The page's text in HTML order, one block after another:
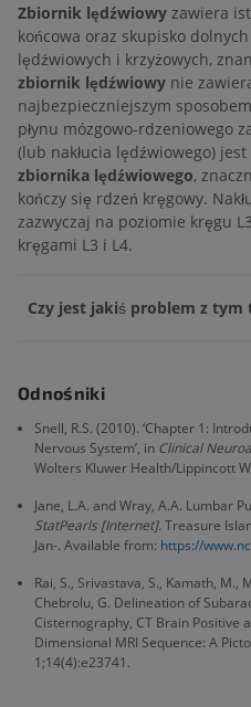
Zbiornik lędźwiowy zawiera
końcowa oraz skupisko
lędźwiowych i krzyżowych,
zbiornik lędźwiowy nie
najbezpieczniejszym
płynu mózgowo-rdzeniowego
(lub nakłucia lędźwiowego)
zbiornika lędźwiowego,
kończy się rdzeń kręgowy.
zazwyczaj na poziomie kręgu
kręgami L3 i L4.
Czy jest jakiś problem z tym
Odnośniki
Snell, R.S. (2010). ‘Chapter 1:
Nervous System’, in Clinical
Wolters Kluwer Health/Lippincott
Jane, L.A. and Wray, A.A. Lumbar
StatPearls [Internet].Treasure
Jan-. Available from: https://
Rai, S., Srivastava, S., Kamath, M.,
Chebrolu, G. Delineation of
Cisternography, CT Brain Positive
Dimensional MRI Sequence: A
1;14(4):e23741.